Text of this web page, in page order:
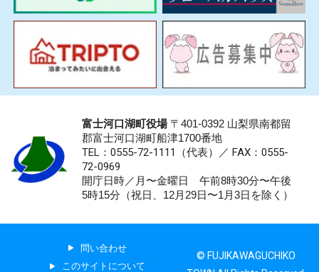
富士河口湖町役場〒401-0392 山梨県南都留
郡富士河口湖町船津1700番地
TEL：0555-72-1111 （代表）／ FAX：0555-
72-0969
開庁日時／月〜金曜日 午前8時30分〜午後
5時15分（祝日、12月29日〜1月3日を除く）
問い合わせ
このサイトについて
© FUJIKAWAGUCHIKO